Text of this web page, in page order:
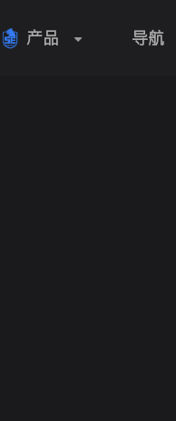
 产品 导航